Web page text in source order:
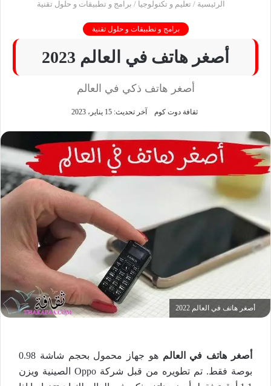
الرئيسية / تعليم و تكنولوجيا / برامج و تطبيقات و حلول تقنية
برامج و تطبيقات و حلول تقنية
أصغر هاتف في العالم 2023
أصغر هاتف ذكي في العالم
ثقافة دوت كوم آخر تحديث: 15 يناير، 2023
أصغر هاتف في العالم 2022
أصغر هاتف في العالم
هو جهاز محمول بحجم شاشة 0.98
بوصة فقط. تم تطويره من قبل شركة Oppo الصينية ويزن